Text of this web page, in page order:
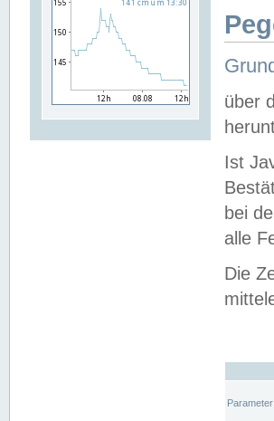
über
Ist
bei
alle
Die
Parameter